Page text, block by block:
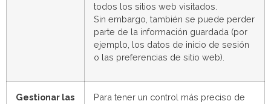
todos los sitios web visitados.
Sin embargo, también se puede perder
parte de la información guardada (por
ejemplo, los datos de inicio de sesión
o las preferencias de sitio web).
Gestionar las
Para tener un control más preciso de